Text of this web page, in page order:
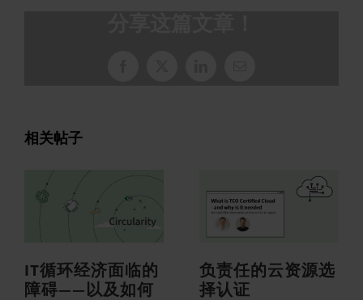
相关帖子
IT循环经济面临的
障碍——以及如何
负责任的云资源选
择认证